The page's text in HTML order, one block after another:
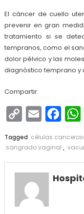
El cáncer de cuello
prevenir en gran
tratamiento si se
tempranos, como el
dolor pélvico y las
diagnóstico temprano y
Compartir:
Copy
Link
Email
Tagged células
sangrado vaginal ,